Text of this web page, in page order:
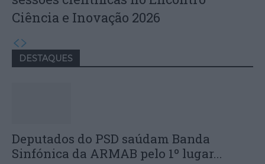
Ciência e Inovação 2026
DESTAQUES
Deputados do PSD saúdam Banda
Sinfónica da ARMAB pelo 1º lugar...